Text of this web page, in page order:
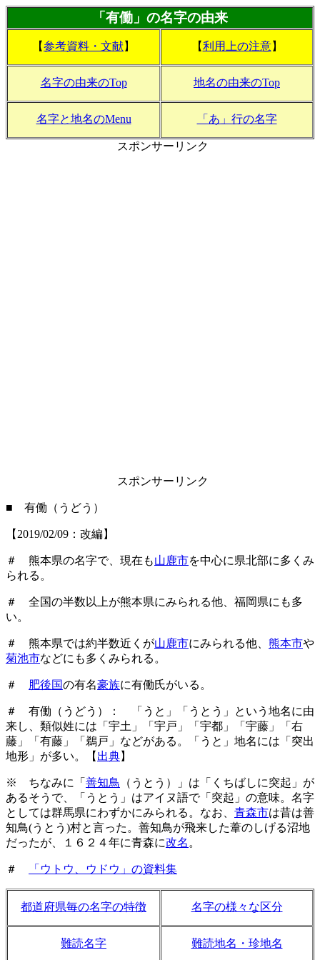
「有働」の名字の由来
【参考資料・文献】 【利用上の注意】
名字の由来のTop 地名の由来のTop
名字と地名のMenu 「あ」行の名字
スポンサーリンク
スポンサーリンク
■ 有働（うどう）
【2019/02/09：改編】
＃ 熊本県の名字で、現在も山鹿市を中心に県北部に多くみ
られる。
＃ 全国の半数以上が熊本県にみられる他、福岡県にも多
い。
＃ 熊本県では約半数近くが山鹿市にみられる他、 熊本市や
菊池市などにも多くみられる。
＃ 肥後国の有名豪族に有働氏がいる。
＃ 有働（うどう）： 「うと」「うとう」という地名に由
来し、類似姓には「宇土」「宇戸」「宇都」「宇藤」「右
藤」「有藤」「鵜戸」などがある。「うと」地名には「突出
地形」が多い。【 出典】
※ ちなみに「 善知鳥 （うとう）」は「くちばしに突起」が
あるそうで、「うとう」はアイヌ語で「突起」の意味。名字
としては群馬県にわずかにみられる。なお、 青森市は昔は善
知鳥(うとう)村と言った。善知鳥が飛来した葦のしげる沼地
だったが、１６２４年に青森に改名 。
＃ 「ウトウ、ウドウ」の資料集
都道府県毎の名字の特徴 名字の様々な区分
難読名字 難読地名・珍地名